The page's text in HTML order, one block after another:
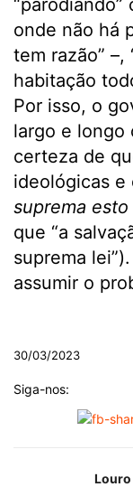
onde não há
tem razão” –,
habitação
Por isso, o
largo e longo
certeza de
ideológicas e
suprema esto
que “a
suprema
assumir o
30/03/2023
Siga-nos: